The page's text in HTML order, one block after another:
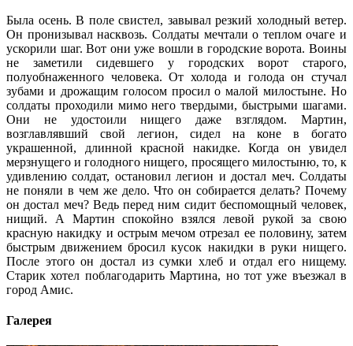
Была осень. В поле свистел, завывал резкий холодный ветер.
Он пронизывал насквозь. Солдаты мечтали о теплом очаге и
ускорили шаг. Вот они уже вошли в городские ворота. Воины
не заметили сидевшего у городских ворот старого,
полуобнаженного человека. От холода и голода он стучал
зубами и дрожащим голосом просил о малой милостыне. Но
солдаты проходили мимо него твердыми, быстрыми шагами.
Они не удостоили нищего даже взглядом. Мартин,
возглавлявший свой легион, сидел на коне в богато
украшенной, длинной красной накидке. Когда он увидел
мерзнущего и голодного нищего, просящего милостыню, то, к
удивлению солдат, остановил легион и достал меч. Солдаты
не поняли в чем же дело. Что он собирается делать? Почему
он достал меч? Ведь перед ним сидит беспомощный человек,
нищий. А Мартин спокойно взялся левой рукой за свою
красную накидку и острым мечом отрезал ее половину, затем
быстрым движением бросил кусок накидки в руки нищего.
После этого он достал из сумки хлеб и отдал его нищему.
Старик хотел поблагодарить Мартина, но тот уже въезжал в
город Амис.
Галерея